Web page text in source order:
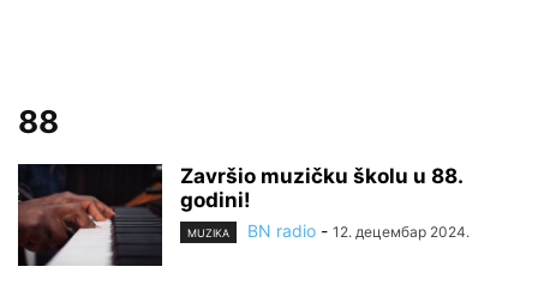
88
Završio muzičku školu u 88.
godini!
MUZIKA BN radio - 12. децембар 2024.